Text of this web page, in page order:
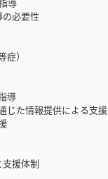
必要性
）
導
た情報提供による支援
援体制